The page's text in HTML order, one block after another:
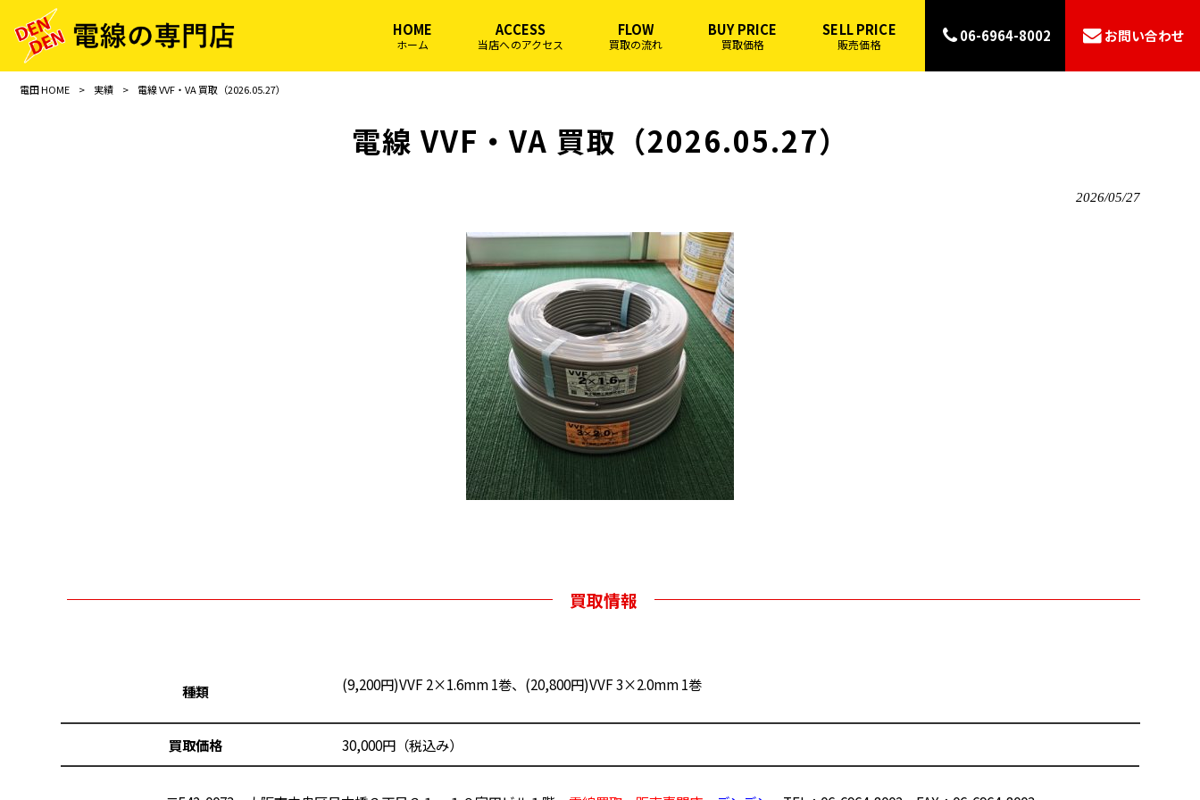
HOME
ホーム
ACCESS
当店へのアクセス
FLOW
買取の流れ
BUY PRICE
買取価格
SELL PRICE
販売価格 06-6964-8002 お問い合わせ
電田 HOME > 実績 > 電線 VVF・VA 買取（2026.05.27）
電線 VVF・VA 買取（2026.05.27）
2026/05/27
買取情報
種類 (9,200円)VVF 2×1.6mm 1巻、(20,800円)VVF 3×2.0mm 1巻
買取価格 30,000円（税込み）